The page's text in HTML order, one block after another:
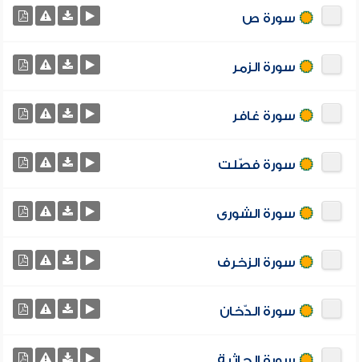
سورة ص
سورة الزمر
سورة غافر
سورة فصّلت
سورة الشورى
سورة الزخرف
سورة الدّخان